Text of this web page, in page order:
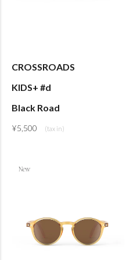
CROSSROADS
KIDS+ #d
Black Road
¥5,500